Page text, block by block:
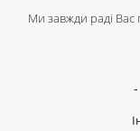
Ми завжди раді Вас